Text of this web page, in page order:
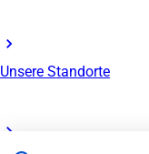
Unsere Standorte